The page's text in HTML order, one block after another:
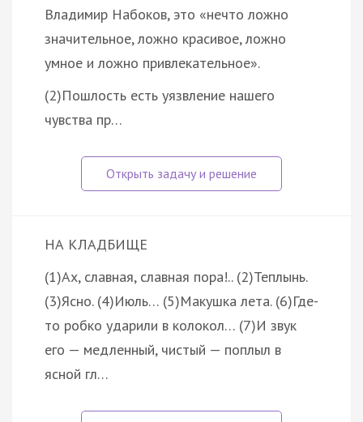
Владимир Набоков, это «нечто ложно
значительное, ложно красивое, ложно
умное и ложно привлекательное».
(2)Пошлость есть уязвление нашего
чувства пр…
НА КЛАДБИЩЕ
(1)Ах, славная, славная пора!.. (2)Теплынь.
(3)Ясно. (4)Июль… (5)Макушка лета. (6)Где-
то робко ударили в колокол… (7)И звук
его — медленный, чистый — поплыл в
ясной гл…